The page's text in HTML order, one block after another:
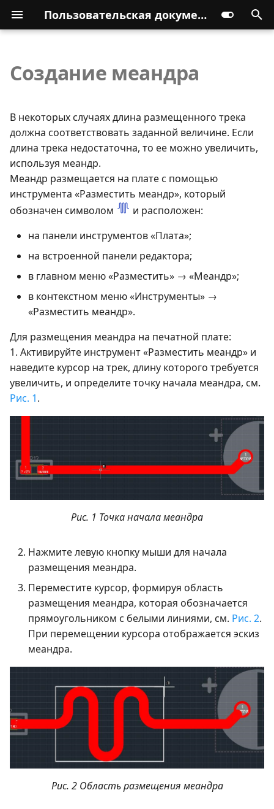
Пользовательская документация
Создание меандра
В некоторых случаях длина размещенного трека
должна соответствовать заданной величине. Если
длина трека недостаточна, то ее можно увеличить,
используя меандр.
Меандр размещается на плате с помощью
инструмента «Разместить меандр», который
обозначен символом
и расположен:
на панели инструментов «Плата»;
на встроенной панели редактора;
в главном меню «Разместить» → «Меандр»;
в контекстном меню «Инструменты» →
«Разместить меандр».
Для размещения меандра на печатной плате:
1. Активируйте инструмент «Разместить меандр» и
наведите курсор на трек, длину которого требуется
увеличить, и определите точку начала меандра, см.
Рис. 1.
Рис. 1 Точка начала меандра
Нажмите левую кнопку мыши для начала
размещения меандра.
Переместите курсор, формируя область
размещения меандра, которая обозначается
прямоугольником с белыми линиями, см. Рис. 2.
При перемещении курсора отображается эскиз
меандра.
Рис. 2 Область размещения меандра